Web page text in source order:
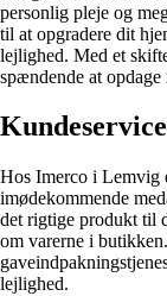
personlig pleje og
til at opgradere dit
lejlighed. Med et
spændende at
Kundeservice
Hos Imerco i Lemvig
imødekommende
det rigtige produkt til
om varerne i
lejlighed.